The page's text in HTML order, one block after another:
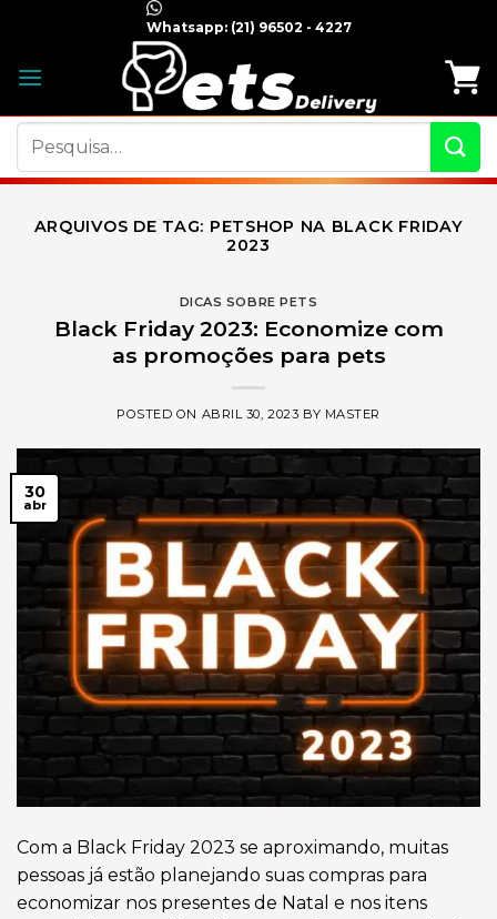
content
Whatsapp:(21) 96502 - 4227
por:
ARQUIVOS DE TAG: PETSHOP NA BLACK FRIDAY
2023
DICAS SOBRE PETS
Black Friday 2023: Economize com
as promoções para pets
POSTED ON ABRIL 30, 2023 BY MASTER
30
abr
Com a Black Friday 2023 se aproximando, muitas
pessoas já estão planejando suas compras para
economizar nos presentes de Natal e nos itens